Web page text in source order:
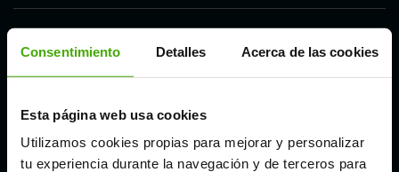
Consentimiento Detalles Acerca de las cookies
Esta página web usa cookies
Utilizamos cookies propias para mejorar y personalizar
tu experiencia durante la navegación y de terceros para
Málaga